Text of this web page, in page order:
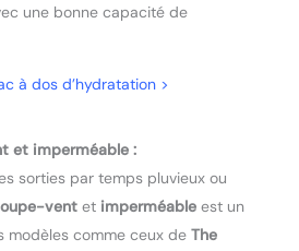
une bonne capacité de
à dos d’hydratation >
et imperméable :
sorties par temps pluvieux ou
vent et imperméable est un
modèles comme ceux deThe